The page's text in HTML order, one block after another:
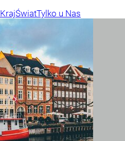
KrajŚwiatTylko u Nas